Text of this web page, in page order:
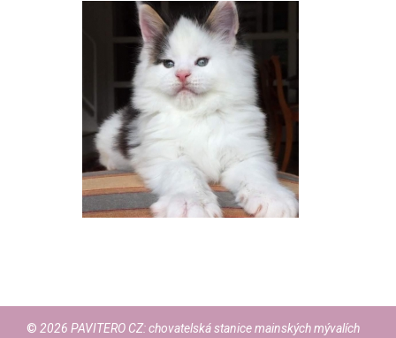
© 2026 PAVITERO CZ: chovatelská stanice mainských mývalích